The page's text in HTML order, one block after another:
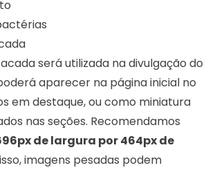
será utilizada na divulgação do
aparecer na página inicial no
em destaque, ou como miniatura
nas seções. Recomendamos
de largura por 464px de
imagens pesadas podem